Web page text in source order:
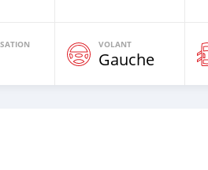
VOLANT
Gauche